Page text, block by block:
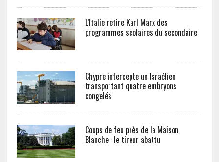
L’Italie retire Karl Marx des
programmes scolaires du secondaire
Chypre intercepte un Israélien
transportant quatre embryons
congelés
Coups de feu près de la Maison
Blanche : le tireur abattu